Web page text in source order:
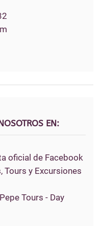
EN:
oficial de Facebook
Tours y Excursiones
Tours - Day